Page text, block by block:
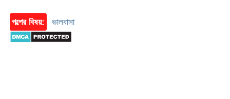
গল্পের বিষয়: ভালবাসা